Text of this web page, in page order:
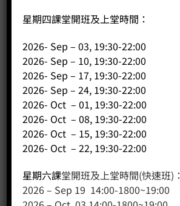
聯絡我們
網站地圖
友站連結
產品分類
咖啡課程
咖啡種類
星期四課堂開班及上堂時間：
2026- Sep – 03, 19:30-22:00
2026- Sep – 10, 19:30-22:00
2026- Sep – 17, 19:30-22:00
2026- Sep – 24, 19:30-22:00
2026- Oct – 01, 19:30-22:00
2026- Oct – 08, 19:30-22:00
2026- Oct – 15, 19:30-22:00
2026- Oct – 22, 19:30-22:00
星期六課堂開班及上堂時間(快速班)：
2026 – Sep 19 14:00-1800~19:00